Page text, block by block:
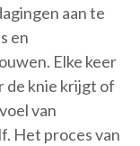
aan te
en
Elke keer
de knie krijgt of
van
Het proces van